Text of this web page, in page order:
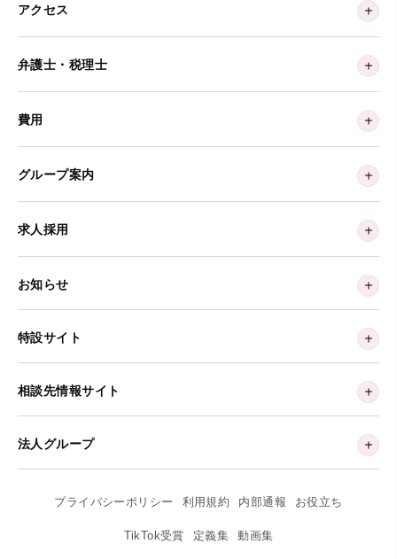
アクセス
弁護士・税理士
費用
グループ案内
求人採用
お知らせ
特設サイト
相談先情報サイト
法人グループ
プライバシーポリシー 利用規約 内部通報 お役立ち
TikTok受賞 定義集 動画集